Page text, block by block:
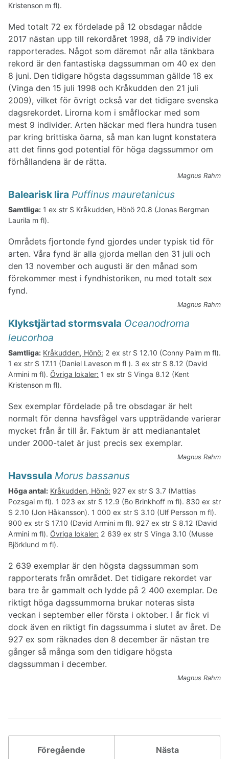
Kristenson m fl).
Med totalt 72 ex fördelade på 12 obsdagar nådde
2017 nästan upp till rekordåret 1998, då 79 individer
rapporterades. Något som däremot når alla tänkbara
rekord är den fantastiska dagssumman om 40 ex den
8 juni. Den tidigare högsta dagssumman gällde 18 ex
(Vinga den 15 juli 1998 och Kråkudden den 21 juli
2009), vilket för övrigt också var det tidigare svenska
dagsrekordet. Lirorna kom i småflockar med som
mest 9 individer. Arten häckar med flera hundra tusen
par kring brittiska öarna, så man kan lugnt konstatera
att det finns god potential för höga dagssummor om
förhållandena är de rätta.
Magnus Rahm
Balearisk lira Puffinus mauretanicus
Samtliga: 1 ex str S Kråkudden, Hönö 20.8 (Jonas Bergman
Laurila m fl).
Områdets fjortonde fynd gjordes under typisk tid för
arten. Våra fynd är alla gjorda mellan den 31 juli och
den 13 november och augusti är den månad som
förekommer mest i fyndhistoriken, nu med totalt sex
fynd.
Magnus Rahm
Klykstjärtad stormsvala Oceanodroma
leucorhoa
Samtliga: Kråkudden, Hönö: 2 ex str S 12.10 (Conny Palm m fl).
1 ex str S 17.11 (Daniel Laveson m fl ). 3 ex str S 8.12 (David
Armini m fl). Övriga lokaler: 1 ex str S Vinga 8.12 (Kent
Kristenson m fl).
Sex exemplar fördelade på tre obsdagar är helt
normalt för denna havsfågel vars uppträdande varierar
mycket från år till år. Faktum är att medianantalet
under 2000-talet är just precis sex exemplar.
Magnus Rahm
Havssula Morus bassanus
Höga antal: Kråkudden, Hönö: 927 ex str S 3.7 (Mattias
Pozsgai m fl). 1 023 ex str S 12.9 (Bo Brinkhoff m fl). 830 ex str
S 2.10 (Jon Håkansson). 1 000 ex str S 3.10 (Ulf Persson m fl).
900 ex str S 17.10 (David Armini m fl). 927 ex str S 8.12 (David
Armini m fl). Övriga lokaler: 2 639 ex str S Vinga 3.10 (Musse
Björklund m fl).
2 639 exemplar är den högsta dagssumman som
rapporterats från området. Det tidigare rekordet var
bara tre år gammalt och lydde på 2 400 exemplar. De
riktigt höga dagssummorna brukar noteras sista
veckan i september eller första i oktober. I år fick vi
dock även en riktigt fin dagssumma i slutet av året. De
927 ex som räknades den 8 december är nästan tre
gånger så många som den tidigare högsta
dagssumman i december.
Magnus Rahm
Föregående Nästa